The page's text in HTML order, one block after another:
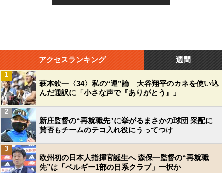
アクセスランキング 週間
萩本欽一〈34〉私の“運”論 大谷翔平のカネを使い込
んだ通訳に「小さな声で『ありがとう』」
1
新庄監督の“再就職先”に挙がるまさかの球団 采配に
賛否もチームのテコ入れ役にうってつけ
2
欧州初の日本人指揮官誕生へ 森保一監督の“再就職
先”は「ベルギー1部の日系クラブ」一択か
3